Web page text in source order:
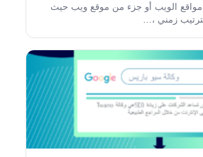
مواقع الويب أو جزء من موقع ويب حيث
زمني ،…